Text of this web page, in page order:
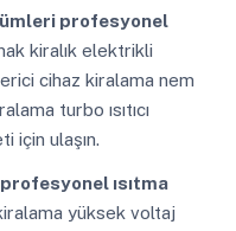
profesyonel
kiralık elektrikli
cihaz kiralama nem
turbo ısıtıcı
için ulaşın.
ısıtma
yüksek voltaj